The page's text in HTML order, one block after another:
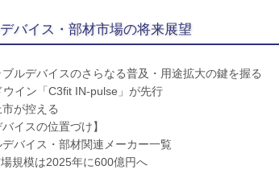
バイス・部材市場の将来展望
ルデバイスのさらなる普及・用途拡大の鍵を握る
イン「C3fit IN-pulse」が先行
が控える
スの位置づけ】
イス・部材関連メーカー一覧
規模は2025年に600億円へ